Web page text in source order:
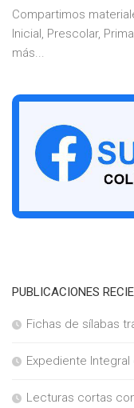
Compartimos
Inicial, Prescolar,
más...
PUBLICACIONES
Fichas de sílabas
Expediente Integral
Lecturas cortas